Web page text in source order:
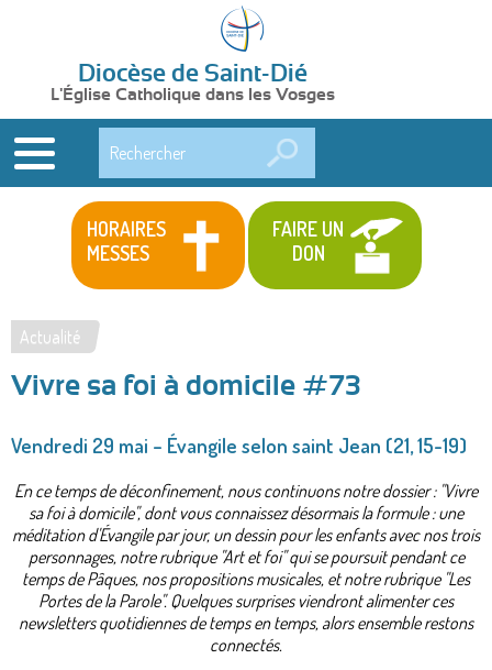
Diocèse de Saint-Dié
L'Église Catholique dans les Vosges
HORAIRES
MESSES
FAIRE UN
DON
Vous
êtes
ici
Actualité
Vivre sa foi à domicile #73
Vendredi 29 mai – Évangile selon saint Jean (21, 15-19)
En ce temps de déconfinement, nous continuons notre dossier : "Vivre
sa foi à domicile", dont vous connaissez désormais la formule : une
méditation d'Évangile par jour, un dessin pour les enfants avec nos trois
personnages, notre rubrique "Art et foi" qui se poursuit pendant ce
temps de Pâques, nos propositions musicales, et notre rubrique "Les
Portes de la Parole". Quelques surprises viendront alimenter ces
newsletters quotidiennes de temps en temps, alors ensemble restons
connectés.